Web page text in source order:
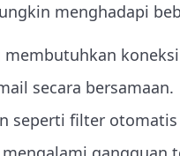
menghadapi
secara bersamaan.
seperti filter